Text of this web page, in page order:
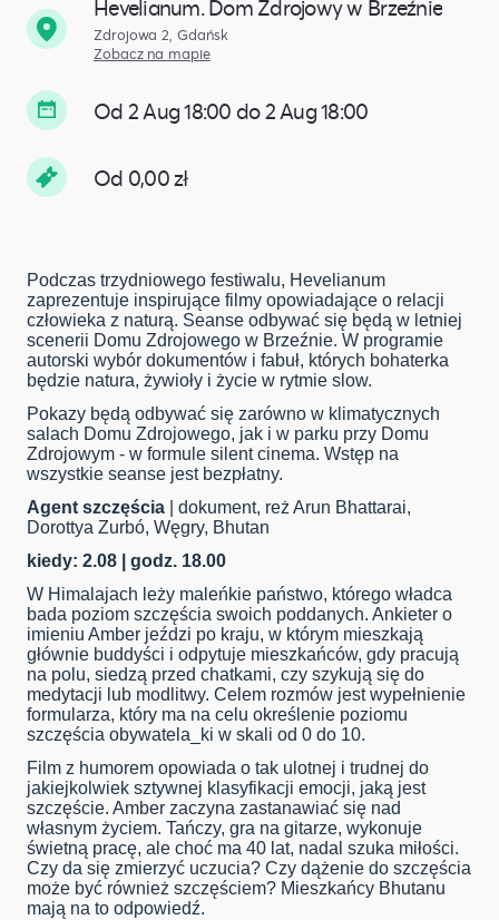
Hevelianum. Dom Zdrojowy w Brzeźnie
Zdrojowa 2, Gdańsk
Zobacz na mapie
Od 2 Aug 18:00 do 2 Aug 18:00
Od 0,00 zł
Podczas trzydniowego festiwalu, Hevelianum
zaprezentuje inspirujące filmy opowiadające o relacji
człowieka z naturą. Seanse odbywać się będą w letniej
scenerii Domu Zdrojowego w Brzeźnie. W programie
autorski wybór dokumentów i fabuł, których bohaterka
będzie natura, żywioły i życie w rytmie slow.
Pokazy będą odbywać się zarówno w klimatycznych
salach Domu Zdrojowego, jak i w parku przy Domu
Zdrojowym - w formule silent cinema. Wstęp na
wszystkie seanse jest bezpłatny.
Agent szczęścia | dokument, reż Arun Bhattarai,
Dorottya Zurbó, Węgry, Bhutan
kiedy: 2.08 | godz. 18.00
W Himalajach leży maleńkie państwo, którego władca
bada poziom szczęścia swoich poddanych. Ankieter o
imieniu Amber jeździ po kraju, w którym mieszkają
głównie buddyści i odpytuje mieszkańców, gdy pracują
na polu, siedzą przed chatkami, czy szykują się do
medytacji lub modlitwy. Celem rozmów jest wypełnienie
formularza, który ma na celu określenie poziomu
szczęścia obywatela_ki w skali od 0 do 10.
Film z humorem opowiada o tak ulotnej i trudnej do
jakiejkolwiek sztywnej klasyfikacji emocji, jaką jest
szczęście. Amber zaczyna zastanawiać się nad
własnym życiem. Tańczy, gra na gitarze, wykonuje
świetną pracę, ale choć ma 40 lat, nadal szuka miłości.
Czy da się zmierzyć uczucia? Czy dążenie do szczęścia
może być również szczęściem? Mieszkańcy Bhutanu
mają na to odpowiedź.